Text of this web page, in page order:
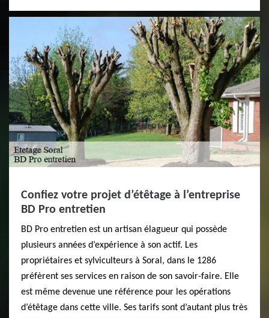
Confiez votre projet d’étêtage à l’entreprise
BD Pro entretien
BD Pro entretien est un artisan élagueur qui possède
plusieurs années d’expérience à son actif. Les
propriétaires et sylviculteurs à Soral, dans le 1286
préfèrent ses services en raison de son savoir-faire. Elle
est même devenue une référence pour les opérations
d’étêtage dans cette ville. Ses tarifs sont d’autant plus très